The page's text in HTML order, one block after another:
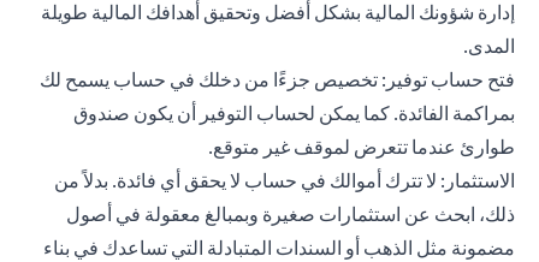
إدارة شؤونك المالية بشكل أفضل وتحقيق أهدافك المالية طويلة
المدى.
فتح حساب توفير: تخصيص جزءًا من دخلك في حساب يسمح لك
بمراكمة الفائدة. كما يمكن لحساب التوفير أن يكون صندوق
طوارئ عندما تتعرض لموقف غير متوقع.
الاستثمار: لا تترك أموالك في حساب لا يحقق أي فائدة. بدلاً من
ذلك، ابحث عن استثمارات صغيرة وبمبالغ معقولة في أصول
مضمونة مثل الذهب أو السندات المتبادلة التي تساعدك في بناء